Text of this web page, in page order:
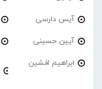
آیس دارسی
آیین حسینی
ابراهیم افشین